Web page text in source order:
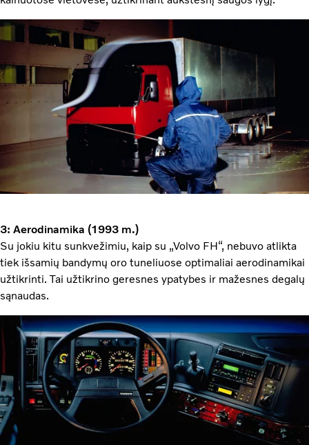
3: Aerodinamika (1993 m.)
Su jokiu kitu sunkvežimiu, kaip su „Volvo FH“, nebuvo atlikta
tiek išsamių bandymų oro tuneliuose optimaliai aerodinamikai
užtikrinti. Tai užtikrino geresnes ypatybes ir mažesnes degalų
sąnaudas.